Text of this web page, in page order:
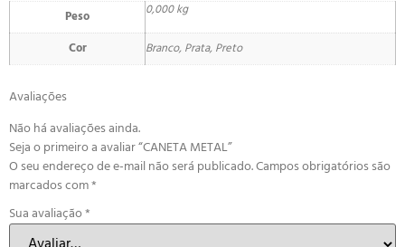
Peso 0,000 kg
Cor Branco, Prata, Preto
Avaliações
Não há avaliações ainda.
Seja o primeiro a avaliar “CANETA METAL”
O seu endereço de e-mail não será publicado.Campos obrigatórios são
marcados com*
Sua avaliação*